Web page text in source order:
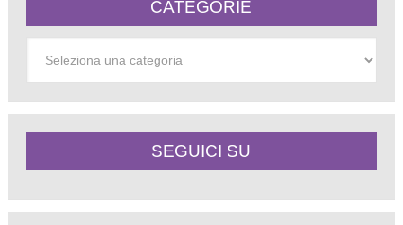
CATEGORIE
SEGUICI SU